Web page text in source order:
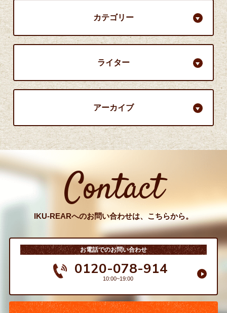
カテゴリー
ライター
アーカイブ
Contact
IKU-REARへのお問い合わせは、こちらから。
お電話でのお問い合わせ
0120-078-914
10:00~19:00